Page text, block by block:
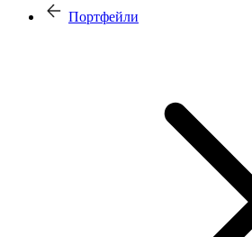
Портфейли